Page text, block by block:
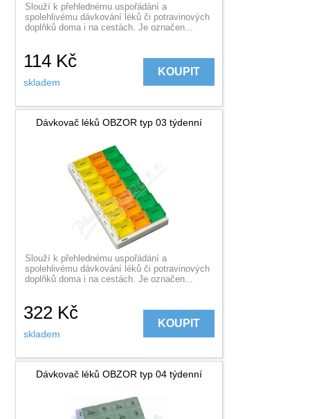
Slouží k přehlednému uspořádání a
spolehlivému dávkování léků či potravinových
doplňků doma i na cestách. Je označen...
114 Kč
skladem
KOUPIT
Dávkovač léků OBZOR typ 03 týdenní
Slouží k přehlednému uspořádání a
spolehlivému dávkování léků či potravinových
doplňků doma i na cestách. Je označen...
322 Kč
skladem
KOUPIT
Dávkovač léků OBZOR typ 04 týdenní